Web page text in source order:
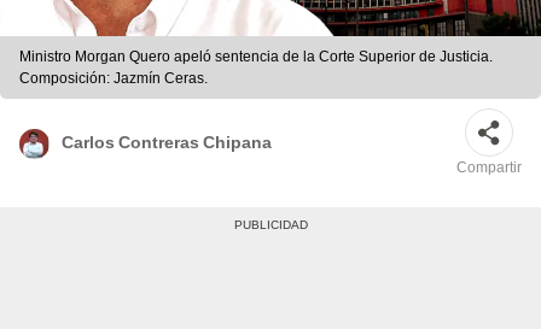
Ministro Morgan Quero apeló sentencia de la Corte Superior de Justicia.
Composición: Jazmín Ceras.
Carlos Contreras Chipana
Compartir